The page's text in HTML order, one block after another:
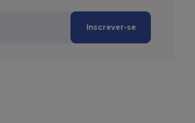
Inscrever-se